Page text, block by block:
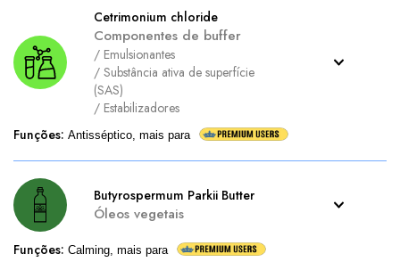
Cetrimonium chloride
Componentes de buffer
/ Emulsionantes
/ Substância ativa de superfície
(SAS)
/ Estabilizadores
Funções: Antisséptico, mais para
Butyrospermum Parkii Butter
Óleos vegetais
Funções: Calming, mais para